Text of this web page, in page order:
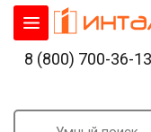
8 (800) 700-36-13